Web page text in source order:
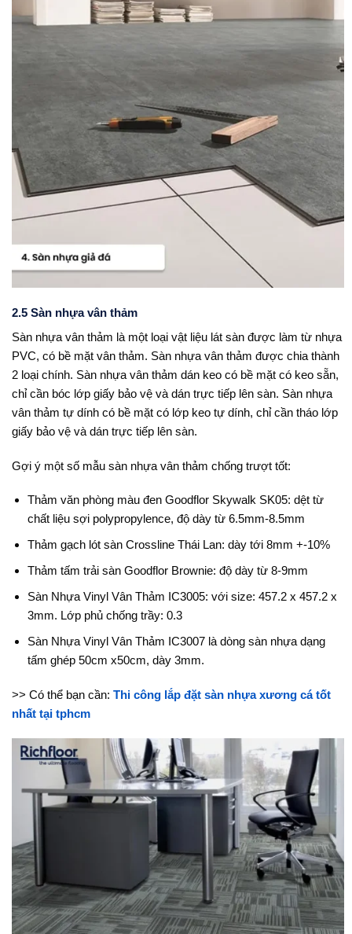
2.5 Sàn nhựa vân thảm
Sàn nhựa vân thảm là một loại vật liệu lát sàn được làm từ nhựa
PVC, có bề mặt vân thảm. Sàn nhựa vân thảm được chia thành
2 loại chính. Sàn nhựa vân thảm dán keo có bề mặt có keo sẵn,
chỉ cần bóc lớp giấy bảo vệ và dán trực tiếp lên sàn. Sàn nhựa
vân thảm tự dính có bề mặt có lớp keo tự dính, chỉ cần tháo lớp
giấy bảo vệ và dán trực tiếp lên sàn.
Gợi ý một số mẫu sàn nhựa vân thảm chống trượt tốt:
Thảm văn phòng màu đen Goodflor Skywalk SK05: dệt từ
chất liệu sợi polypropylence, độ dày từ 6.5mm-8.5mm
Thảm gạch lót sàn Crossline Thái Lan: dày tới 8mm +-10%
Thảm tấm trải sàn Goodflor Brownie: độ dày từ 8-9mm
Sàn Nhựa Vinyl Vân Thảm IC3005: với size: 457.2 x 457.2 x
3mm. Lớp phủ chống trầy: 0.3
Sàn Nhựa Vinyl Vân Thảm IC3007 là dòng sàn nhựa dạng
tấm ghép 50cm x50cm, dày 3mm.
>> Có thể bạn cần: Thi công lắp đặt sàn nhựa xương cá tốt
nhất tại tphcm